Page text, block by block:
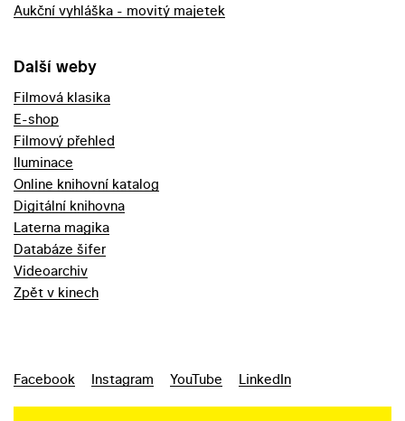
Aukční vyhláška - movitý majetek
Další weby
Filmová klasika
E-shop
Filmový přehled
Iluminace
Online knihovní katalog
Digitální knihovna
Laterna magika
Databáze šifer
Videoarchiv
Zpět v kinech
Facebook Instagram YouTube LinkedIn